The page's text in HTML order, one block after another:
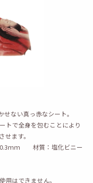
ない真っ赤なシート。
トで全身を包むことにより
ます。
ｍｍ 材質：塩化ビニー
用はできません。